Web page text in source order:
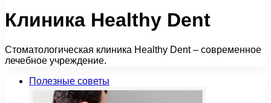
Клиника Healthy Dent
Стоматологическая клиника Healthy Dent – современное
лечебное учреждение.
Полезные советы